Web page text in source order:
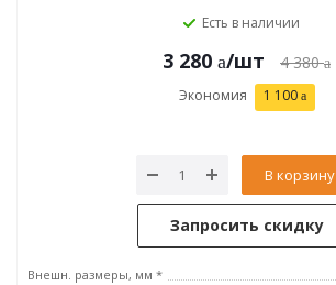
Есть в наличии
3 280 /шт 4 380
Экономия 1 100
В корзину
Запросить скидку
Внешн. размеры, мм *